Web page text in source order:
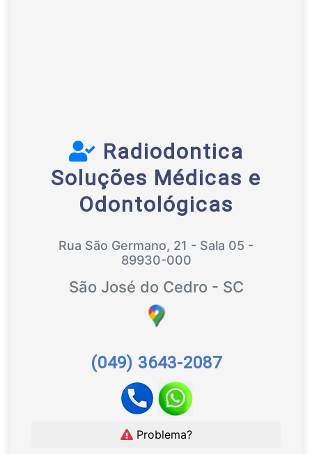
Radiodontica
Soluções Médicas e
Odontológicas
Rua São Germano, 21 - Sala 05 -
89930-000
São José do Cedro - SC
(049) 3643-2087
Problema?